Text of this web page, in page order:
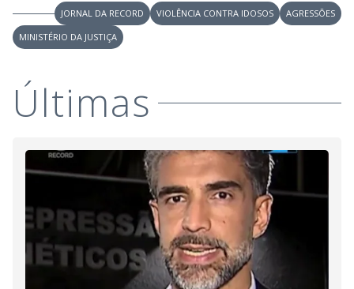
d
e
o
JORNAL DA RECORD VIOLÊNCIA CONTRA IDOSOS
AGRESSÕES
MINISTÉRIO DA JUSTIÇA
Últimas